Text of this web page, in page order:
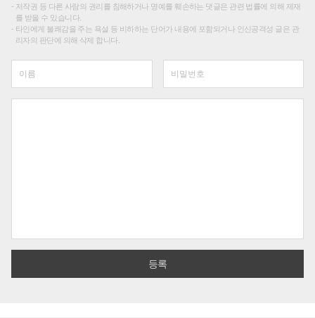
저작권 등 다른 사람의 권리를 침해하거나 명예를 훼손하는 댓글은 관련 법률에 의해 제재
를 받을 수 있습니다.
타인에게 불쾌감을 주는 욕설 등 비하하는 단어가 내용에 포함되거나 인신공격성 글은 관
리자의 판단에 의해 삭제 합니다.